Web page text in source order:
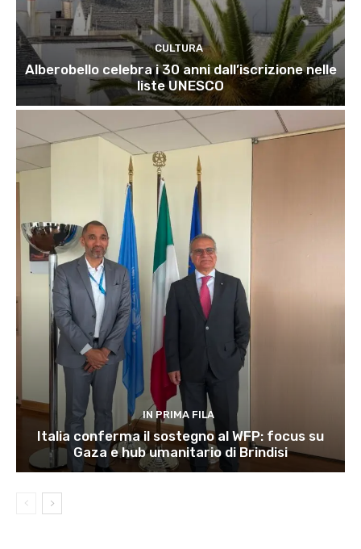
CULTURA
Alberobello celebra i 30 anni dall’iscrizione nelle
liste UNESCO
IN PRIMA FILA
Italia conferma il sostegno al WFP: focus su
Gaza e hub umanitario di Brindisi